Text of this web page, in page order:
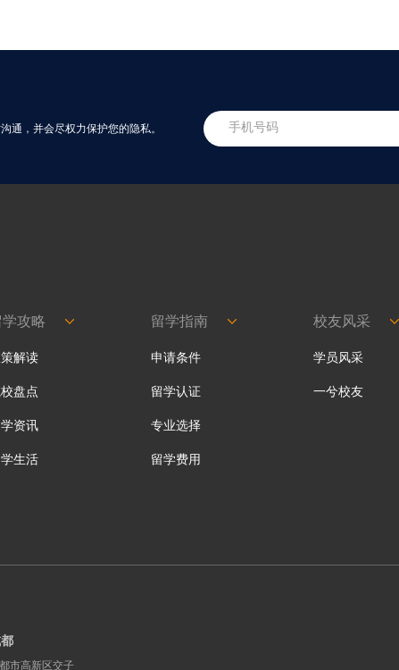
通，并会尽权力保护您的隐私。
学攻略
解读
盘点
资讯
生活
留学指南
申请条件
留学认证
专业选择
留学费用
校友风采
学员风采
一兮校友
市高新区交子